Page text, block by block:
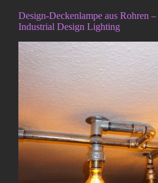
Design-Deckenlampe aus Rohren –
Industrial Design Lighting